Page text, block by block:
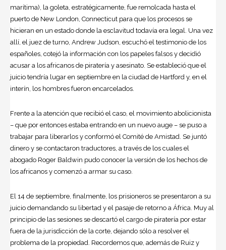
marítima), la goleta, estratégicamente, fue remolcada hasta el
puerto de New London, Connecticut para que los procesos se
hicieran en un estado donde la esclavitud todavía era legal. Una vez
allí, el juez de turno, Andrew Judson, escuchó el testimonio de los
españoles, cotejó la información con los papeles falsos y decidió
acusar a los africanos de piratería y asesinato. Se estableció que el
juicio tendría lugar en septiembre en la ciudad de Hartford y, en el
interín, los hombres fueron encarcelados.
Frente a la atención que recibió el caso, el movimiento abolicionista
– que por entonces estaba entrando en un nuevo auge – se puso a
trabajar para liberarlos y conformó el Comité de Amistad. Se juntó
dinero y se contactaron traductores, a través de los cuales el
abogado Roger Baldwin pudo conocer la versión de los hechos de
los africanos y comenzó a armar su caso.
El 14 de septiembre, finalmente, los prisioneros se presentaron a su
juicio demandando su libertad y el pasaje de retorno a África. Muy al
principio de las sesiones se descartó el cargo de piratería por estar
fuera de la jurisdicción de la corte, dejando sólo a resolver el
problema de la propiedad. Recordemos que, además de Ruiz y